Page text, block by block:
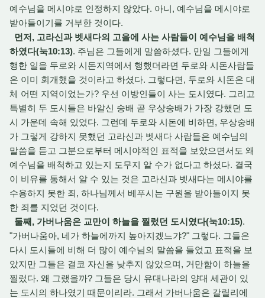
예수님을 메시야로 인정하지 않았다. 아니, 예수님을 메시야로
받아들이기를 거부한 것이다.
먼저, 고라신과 벳새다의 고을에 사는 사람들이 예수님을 배척
하였다(눅10:13). 주님은 그들에게 말씀하셨다. 만일 그들에게
행한 일을 두로와 시돈지역에서 행했더라면 두로와 시돈사람들
은 이미 회개했을 것이라고 하셨다. 그렇다면, 두로와 시돈은 대
체 어떤 지역이었는가? 우선 이방인들이 사는 도시였다. 그리고
특별히 두 도시들은 바알신 숭배 곧 우상숭배가 가장 강했던 도
시 가운데 속해 있었다. 그런데 두로와 시돈에 비하면, 우상숭배
가 그렇게 강하지 못했던 고라신과 벳새다 사람들은 예수님의
말씀을 듣고 그분으로부터 메시야적인 표적을 보았으면서도 왜
예수님을 배척하고 있는지 도무지 알 수가 없다고 하셨다. 결국
이 비유를 통해서 알 수 있는 것은 고라신과 벳새다는 메시야를
수용하지 못한 죄, 하나님께서 베푸시는 구원을 받아들이지 못
한 죄를 지었던 것이다.
둘째, 가버나움은 교만이 하늘을 찔렀던 도시였다(눅10:15).
"가버나움아, 네가 하늘에까지 높아지겠느갸?" 그렇다. 그들은
다시 도시들에 비해 더 많이 예수님의 말씀을 들었고 표적을 보
았지만 그들은 결코 자신을 낮추지 않았으며, 거만함이 하늘을
찔렀다. 왜 그랬을까? 그들은 당시 유대나라의 양대 세관이 있
는 도시의 하나였기 때문이리라. 그래서 가버나움은 갈릴리에